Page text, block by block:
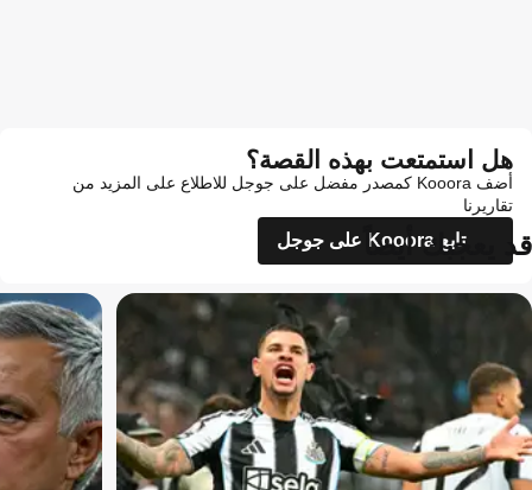
هل استمتعت بهذه القصة؟
أضف Kooora كمصدر مفضل على جوجل للاطلاع على المزيد من
تقاريرنا
تابع Kooora على جوجل
قد يعجبك أيضاً